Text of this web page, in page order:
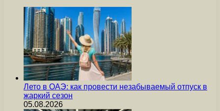
Лето в ОАЭ: как провести незабываемый отпуск в
жаркий сезон
05.08.2026